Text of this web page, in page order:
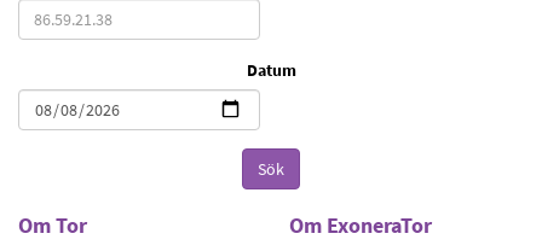
Datum
Sök
Om Tor Om ExoneraTor